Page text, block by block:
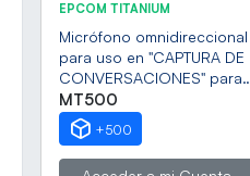
EPCOM TITANIUM
Micrófono omnidireccional
para uso en "CAPTURA DE
CONVERSACIONES" para
interior con distancia de
recepción de 10 -100 m
cuadrados
MT500
+500